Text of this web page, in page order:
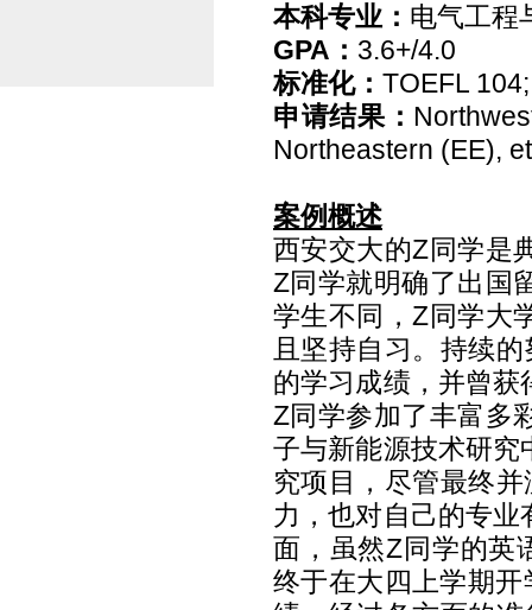
本科专业： 电气工程
GPA ： 3.6+/4.0
标准化： TOEFL
申请结果：
Northeastern (EE),
案例概述
西安交大的Z同学是
Z同学就明确了出国
学生不同，Z同学大
且坚持自习。持续
的学习成绩，并曾
Z同学参加了丰富多
子与新能源技术研究
究项目，尽管最终
力，也对自己的专
面，虽然Z同学的英
终于在大四上学期